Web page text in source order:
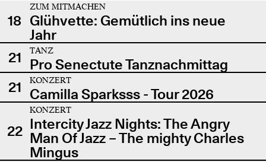
18
ZUM MITMACHEN
Glühvette: Gemütlich ins neue
Jahr
21
TANZ
Pro Senectute Tanznachmittag
21
KONZERT
Camilla Sparksss - Tour 2026
22
KONZERT
Intercity Jazz Nights: The Angry
Man Of Jazz – The mighty Charles
Mingus